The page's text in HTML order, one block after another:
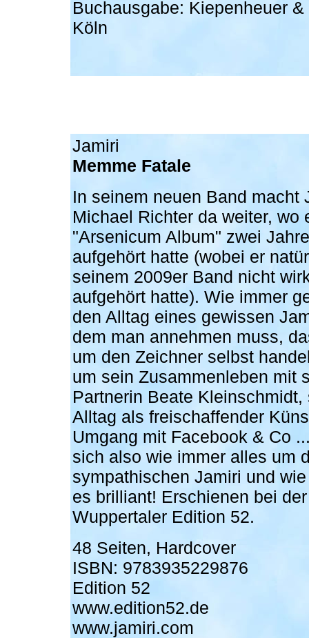
Buchausgabe: Kiepenheuer
Köln
Jamiri
Memme Fatale
In seinem neuen Band macht
Michael Richter da weiter, wo
"Arsenicum Album" zwei
aufgehört hatte (wobei er
seinem 2009er Band nicht
aufgehört hatte). Wie immer
den Alltag eines gewissen
dem man annehmen muss,
um den Zeichner selbst
um sein Zusammenleben mit
Partnerin Beate Kleinschmidt,
Alltag als freischaffender
Umgang mit Facebook & Co
sich also wie immer alles um
sympathischen Jamiri und
es brilliant! Erschienen bei der
Wuppertaler Edition 52.
48 Seiten, Hardcover
ISBN: 9783935229876
Edition 52
www.edition52.de
www.jamiri.com